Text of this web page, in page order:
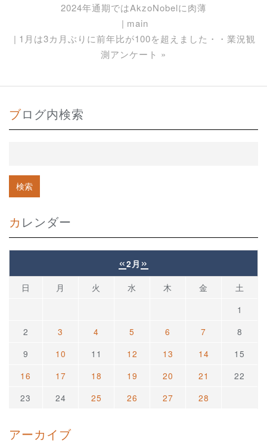
2024年通期ではAkzoNobelに肉薄
main
1月は3カ月ぶりに前年比が100を超えました・・業況観
測アンケート »
ブログ内検索
カレンダー
«2月 »
日 月 火 水 木 金
土
1
2
3 4 5 6 7
8
9
10 11 12 13 14
15
16
17 18 19 20 21
22
23
24 25 26 27 28
アーカイブ